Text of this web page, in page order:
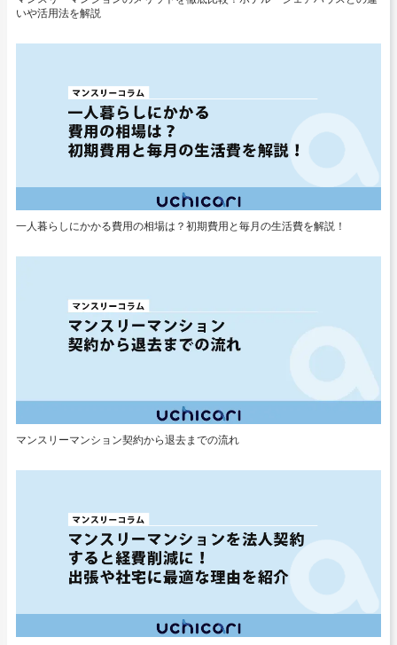
いや活用法を解説
一人暮らしにかかる費用の相場は？初期費用と毎月の生活費を解説！
マンスリーマンション契約から退去までの流れ